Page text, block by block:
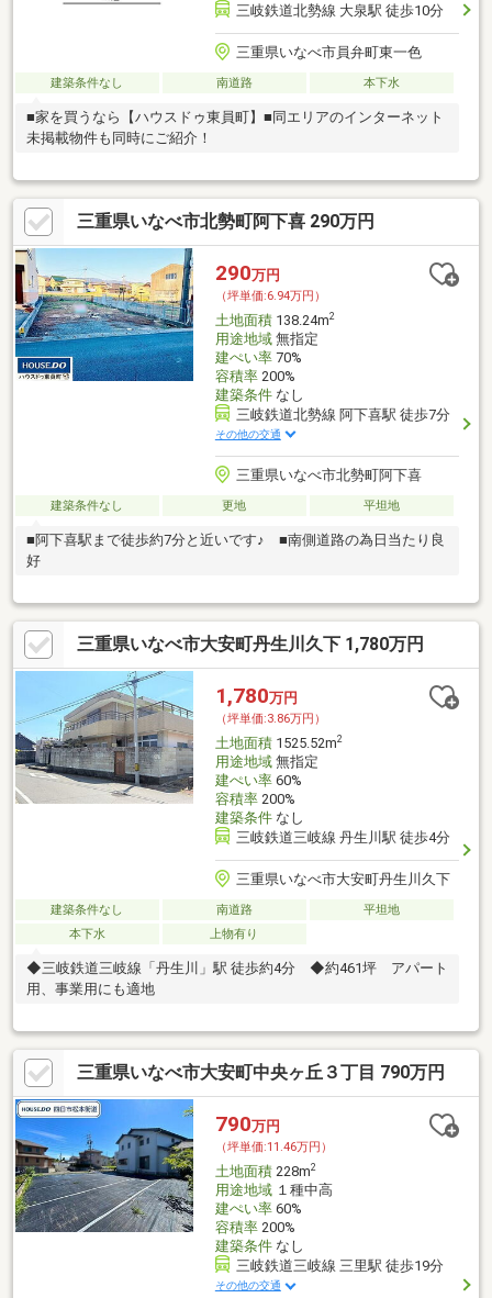
三岐鉄道北勢線 大泉駅 徒歩10分
三重県いなべ市員弁町東一色
建築条件なし 南道路 本下水
■家を買うなら【ハウスドゥ東員町】■同エリアのインターネット
未掲載物件も同時にご紹介！
三重県いなべ市北勢町阿下喜 290万円
290万円
（坪単価:6.94万円）
土地面積138.24m2
用途地域無指定
建ぺい率70%
容積率200%
建築条件なし
三岐鉄道北勢線 阿下喜駅 徒歩7分
その他の交通
三重県いなべ市北勢町阿下喜
建築条件なし 更地 平坦地
■阿下喜駅まで徒歩約7分と近いです♪ ■南側道路の為日当たり良
好
三重県いなべ市大安町丹生川久下 1,780万円
1,780万円
（坪単価:3.86万円）
土地面積1525.52m2
用途地域無指定
建ぺい率60%
容積率200%
建築条件なし
三岐鉄道三岐線 丹生川駅 徒歩4分
三重県いなべ市大安町丹生川久下
建築条件なし 南道路
平坦地
本下水
上物有り
◆三岐鉄道三岐線「丹生川」駅 徒歩約4分 ◆約461坪 アパート
用、事業用にも適地
三重県いなべ市大安町中央ヶ丘３丁目 790万円
790万円
（坪単価:11.46万円）
土地面積228m2
用途地域１種中高
建ぺい率60%
容積率200%
建築条件なし
三岐鉄道三岐線 三里駅 徒歩19分
その他の交通